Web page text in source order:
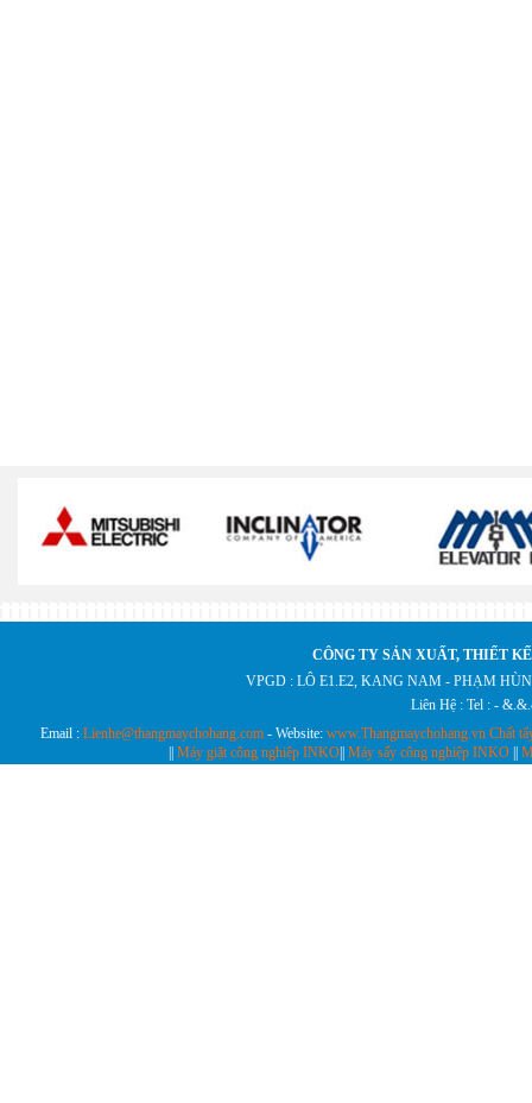
CÔNG TY SẢN XUẤT, THIẾT
VPGD : LÔ E1.E2, KANG NAM - PHẠM
Liên Hệ : Tel : -
Email : Lienhe@thangmaychohang.com - Website: www.Thangmaychohang.vn Chất
Máy giặt công nghiệp INKO Máy sấy công nghiệp INKO